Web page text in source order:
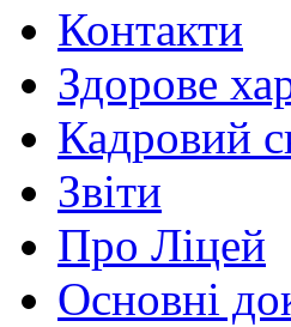
Контакти
Здорове
Кадровий
Звіти
Про Ліцей
Основні